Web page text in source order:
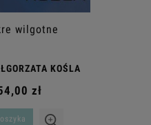
wilgotne
KOŚLA
zł